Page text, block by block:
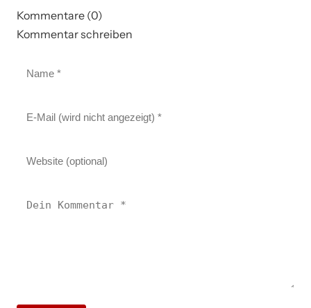
Kommentare (0)
Kommentar schreiben